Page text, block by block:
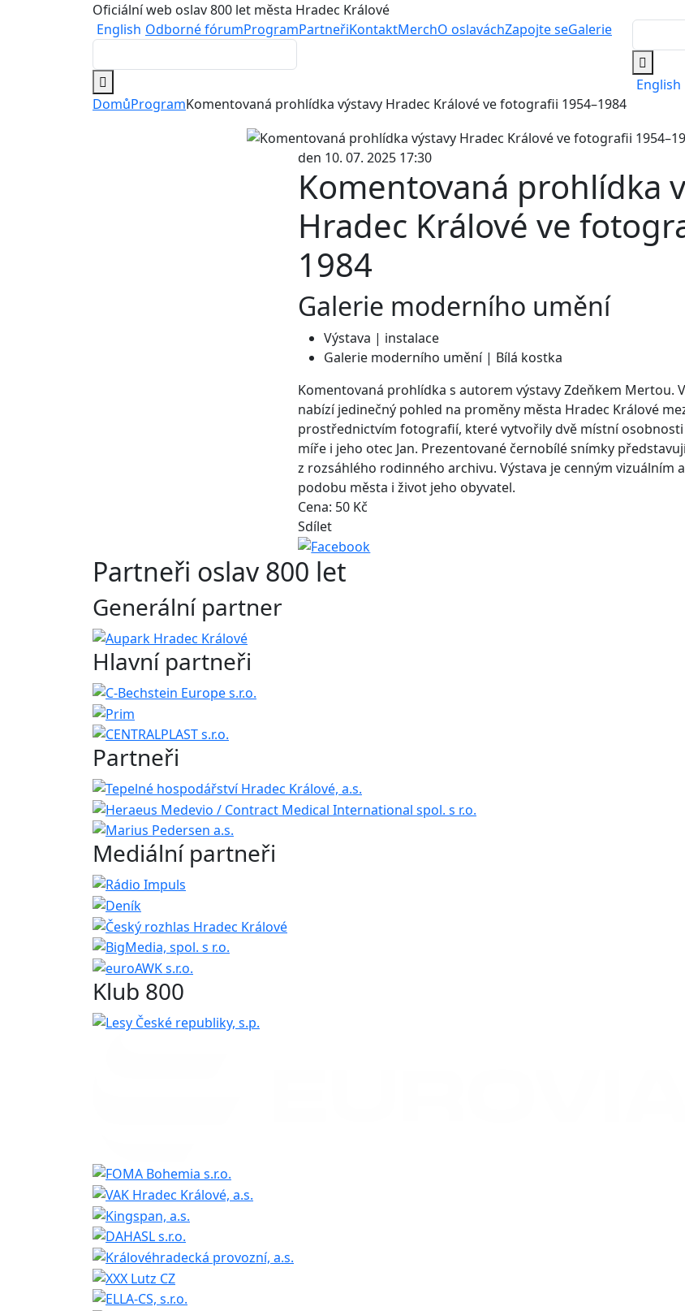
Oficiální web oslav 800 let města Hradec Králové
English Odborné fórumProgramPartneřiKontaktMerchO oslaváchZapojte seGalerie
English
DomůProgramKomentovaná prohlídka výstavy Hradec Králové ve fotografii 1954–1984
den 10. 07. 2025 17:30
Komentovaná prohlídka
Hradec Králové ve
1984
Galerie moderního umění
Výstava | instalace
Galerie moderního umění | Bílá kostka
Komentovaná prohlídka s autorem výstavy Zdeňkem Mertou.
nabízí jedinečný pohled na proměny města Hradec Králové
prostřednictvím fotografií, které vytvořily dvě místní osobnosti
míře i jeho otec Jan. Prezentované černobílé snímky
z rozsáhlého rodinného archivu. Výstava je cenným vizuálním
podobu města i život jeho obyvatel.
Cena: 50 Kč
Sdílet
Partneři oslav 800 let
Generální partner
Hlavní partneři
Partneři
Mediální partneři
Klub 800